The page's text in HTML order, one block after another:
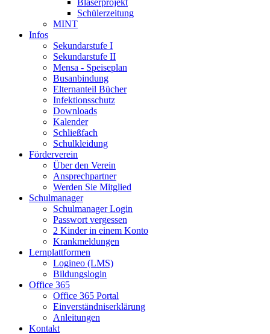
Bläserprojekt
Schülerzeitung
MINT
Infos
Sekundarstufe I
Sekundarstufe II
Mensa - Speiseplan
Busanbindung
Elternanteil Bücher
Infektionsschutz
Downloads
Kalender
Schließfach
Schulkleidung
Förderverein
Über den Verein
Ansprechpartner
Werden Sie Mitglied
Schulmanager
Schulmanager Login
Passwort vergessen
2 Kinder in einem Konto
Krankmeldungen
Lernplattformen
Logineo (LMS)
Bildungslogin
Office 365
Office 365 Portal
Einverständniserklärung
Anleitungen
Kontakt